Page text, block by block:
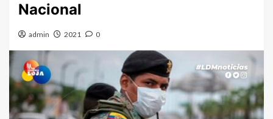
Nacional
admin 2021 0